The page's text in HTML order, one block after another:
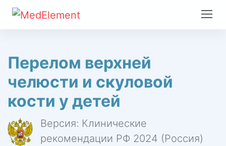
Перелом верхней
челюсти и скуловой
кости у детей
Версия: Клинические
рекомендации РФ 2024 (Россия)